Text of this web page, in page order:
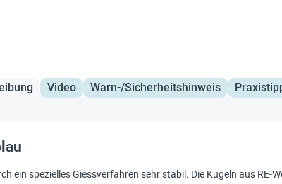
Video Warn-/Sicherheitshinweis
ein spezielles Giessverfahren sehr stabil. Die Kugeln aus